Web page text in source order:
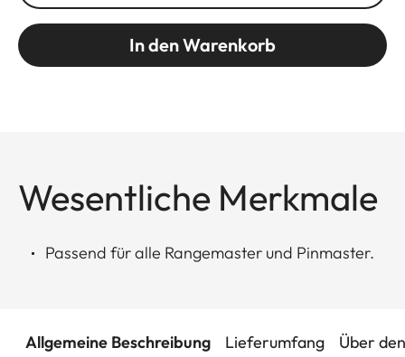
In den Warenkorb
Wesentliche Merkmale
Passend für alle Rangemaster und Pinmaster.
Allgemeine Beschreibung Lieferumfang Über